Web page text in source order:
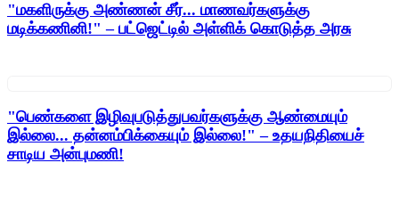
"மகளிருக்கு அண்ணன் சீர்... மாணவர்களுக்கு
மடிக்கணினி!" – பட்ஜெட்டில் அள்ளிக் கொடுத்த அரசு
"பெண்களை இழிவுபடுத்துபவர்களுக்கு ஆண்மையும்
இல்லை... தன்னம்பிக்கையும் இல்லை!" – உதயநிதியைச்
சாடிய அன்புமணி!